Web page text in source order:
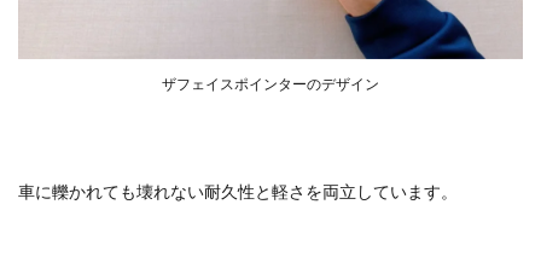
ザフェイスポインターのデザイン
車に轢かれても壊れない耐久性と軽さを両立しています。